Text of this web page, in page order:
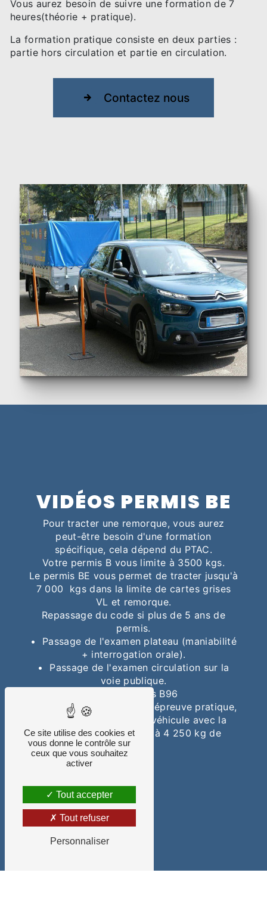
Vous aurez besoin de suivre une formation de 7
heures(théorie + pratique).
La formation pratique consiste en deux parties :
partie hors circulation et partie en circulation.
Contactez nous
VIDÉOS PERMIS BE
Pour tracter une remorque, vous aurez
peut-être besoin d'une formation
spécifique, cela dépend du PTAC.
Votre permis B vous limite à 3500 kgs.
Le permis BE vous permet de tracter jusqu'à
7 000 kgs dans la limite de cartes grises
VL et remorque.
Repassage du code si plus de 5 ans de
permis.
• Passage de l'examen plateau (maniabilité
+ interrogation orale).
• Passage de l'examen circulation sur la
voie publique.
Vidéos Permis B96
Découvrez les vidéos de l'épreuve pratique,
plateau (maniabilité du véhicule avec la
remorque de 3 500 kg à 4 250 kg de
PTAC).
Ce site utilise des cookies et
vous donne le contrôle sur
ceux que vous souhaitez
activer
Tout accepter
Tout refuser
Personnaliser